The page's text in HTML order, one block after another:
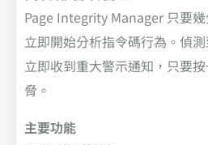
Page Integrity Manager 只要
立即開始分析指令碼行為。偵
立即收到重大警示通知，只要
脅。
主要功能